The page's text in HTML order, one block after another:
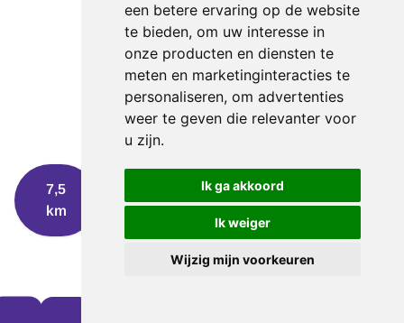
een betere ervaring op de website
te bieden, om uw interesse in
onze producten en diensten te
meten en marketinginteracties te
personaliseren, om advertenties
weer te geven die relevanter voor
u zijn.
Ik ga akkoord
Ik weiger
Wijzig mijn voorkeuren
7,5
km
km
25
km
km